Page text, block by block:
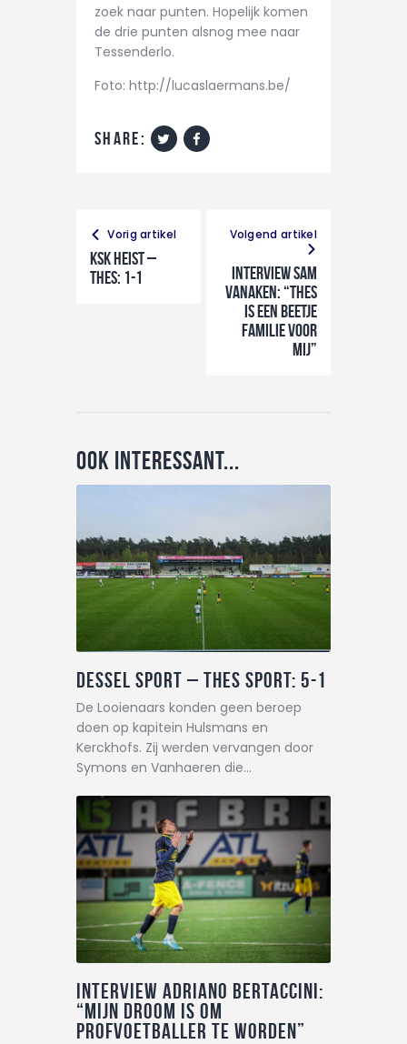
zoek naar punten. Hopelijk komen
de drie punten alsnog mee naar
Tessenderlo.
Foto: http://lucaslaermans.be/
share:
Vorig artikel
KSK HEIST –
THES: 1-1
Volgend artikel
Interview Sam
Vanaken: “THES
is een beetje
familie voor
mij”
Ook interessant...
Dessel Sport – THES Sport: 5-1
De Looienaars konden geen beroep
doen op kapitein Hulsmans en
Kerckhofs. Zij werden vervangen door
Symons en Vanhaeren die…
Interview Adriano Bertaccini:
“Mijn droom is om
profvoetballer te worden”